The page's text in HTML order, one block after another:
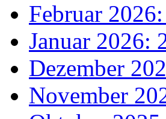
Februar
Januar 2026:
Dezember
November